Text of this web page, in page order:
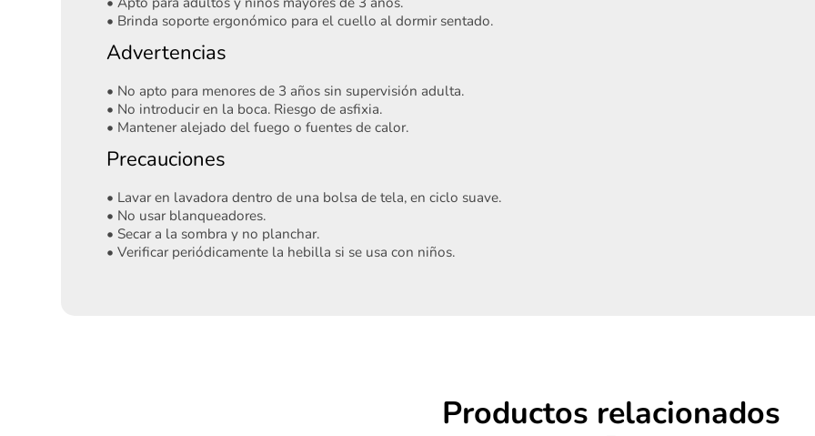
• Brinda soporte ergonómico para el cuello al dormir sentado.
Advertencias
• No apto para menores de 3 años sin supervisión adulta.
• No introducir en la boca. Riesgo de asfixia.
• Mantener alejado del fuego o fuentes de calor.
Precauciones
• Lavar en lavadora dentro de una bolsa de tela, en ciclo suave.
• No usar blanqueadores.
• Secar a la sombra y no planchar.
• Verificar periódicamente la hebilla si se usa con niños.
Productos relacionados